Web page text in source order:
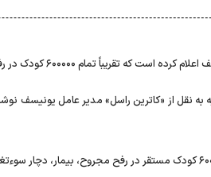
است که تقریباً تمام ۶۰۰۰۰۰ کودک در رفح «مصدوم، بیمار و دچار سوء تغذیه» هستند.
به نقل از «کاترین راسل» مدیر عامل یونیسف